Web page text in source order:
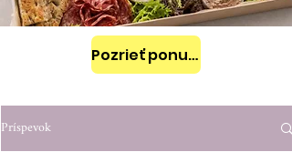
Pozrieť ponuku
Príspevok